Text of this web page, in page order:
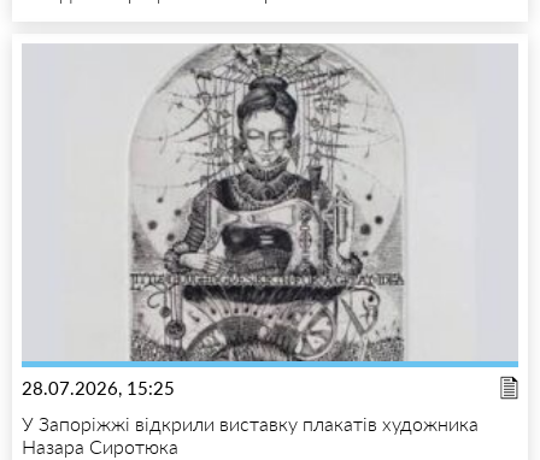
28.07.2026, 15:25
У Запоріжжі відкрили виставку плакатів художника
Назара Сиротюка